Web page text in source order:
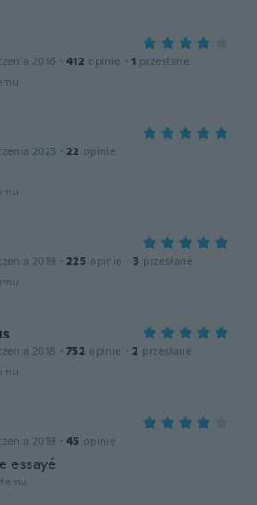
2016 · 412 opinie · 1 przesłane
2023 · 22 opinie
2019 · 225 opinie · 3 przesłane
2018 · 752 opinie · 2 przesłane
2019 · 45 opinie
essayé